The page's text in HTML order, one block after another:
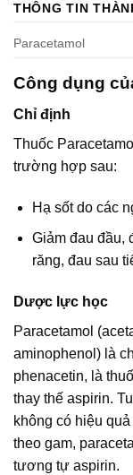
THÔNG TIN
Paracetamol
Công dụng
Chỉ định
Thuốc
trường hợp sau:
Hạ sốt do các
Giảm đau đầu,
răng, đau sau
Dược lực học
Paracetamol
aminophenol) là
phenacetin, là
thay thế aspirin.
không có hiệu
theo gam,
tương tự aspirin.